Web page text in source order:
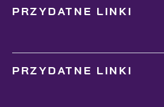
PRZYDATNE LINKI
PRZYDATNE LINKI